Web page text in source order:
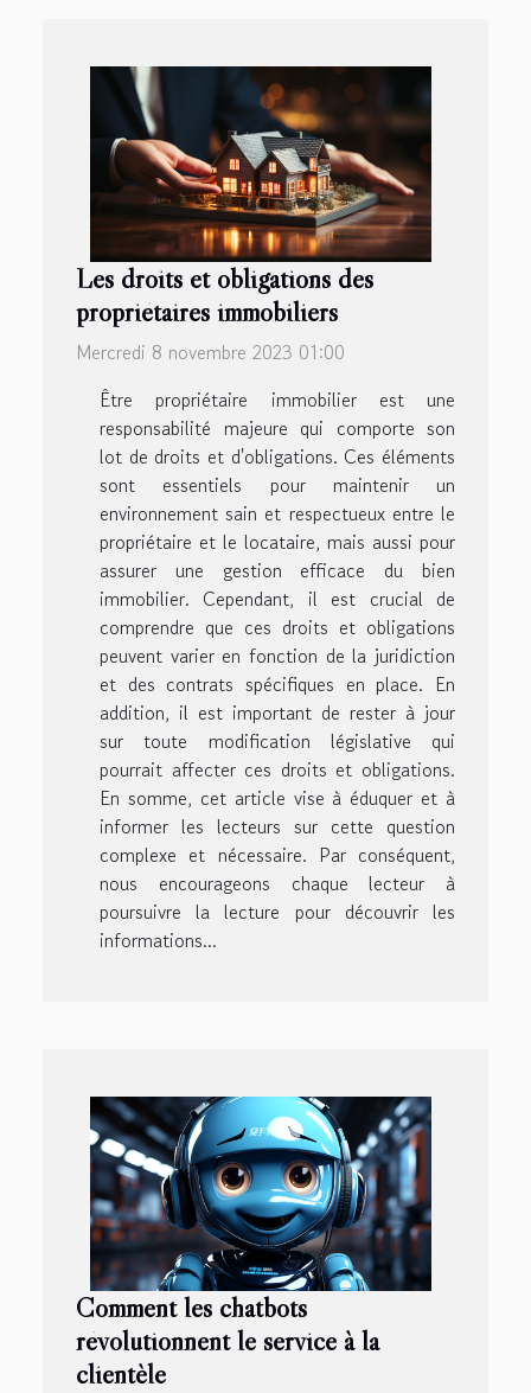
Les droits et obligations des
propriétaires immobiliers
Mercredi 8 novembre 2023 01:00
Être propriétaire immobilier est une
responsabilité majeure qui comporte son
lot de droits et d'obligations. Ces éléments
sont essentiels pour maintenir un
environnement sain et respectueux entre le
propriétaire et le locataire, mais aussi pour
assurer une gestion efficace du bien
immobilier. Cependant, il est crucial de
comprendre que ces droits et obligations
peuvent varier en fonction de la juridiction
et des contrats spécifiques en place. En
addition, il est important de rester à jour
sur toute modification législative qui
pourrait affecter ces droits et obligations.
En somme, cet article vise à éduquer et à
informer les lecteurs sur cette question
complexe et nécessaire. Par conséquent,
nous encourageons chaque lecteur à
poursuivre la lecture pour découvrir les
informations...
Comment les chatbots
révolutionnent le service à la
clientèle